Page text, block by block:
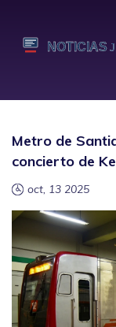
Metro de
concierto de
oct, 13 2025